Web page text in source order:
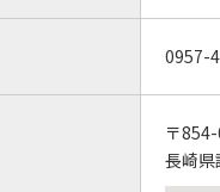
0957-
〒
長崎